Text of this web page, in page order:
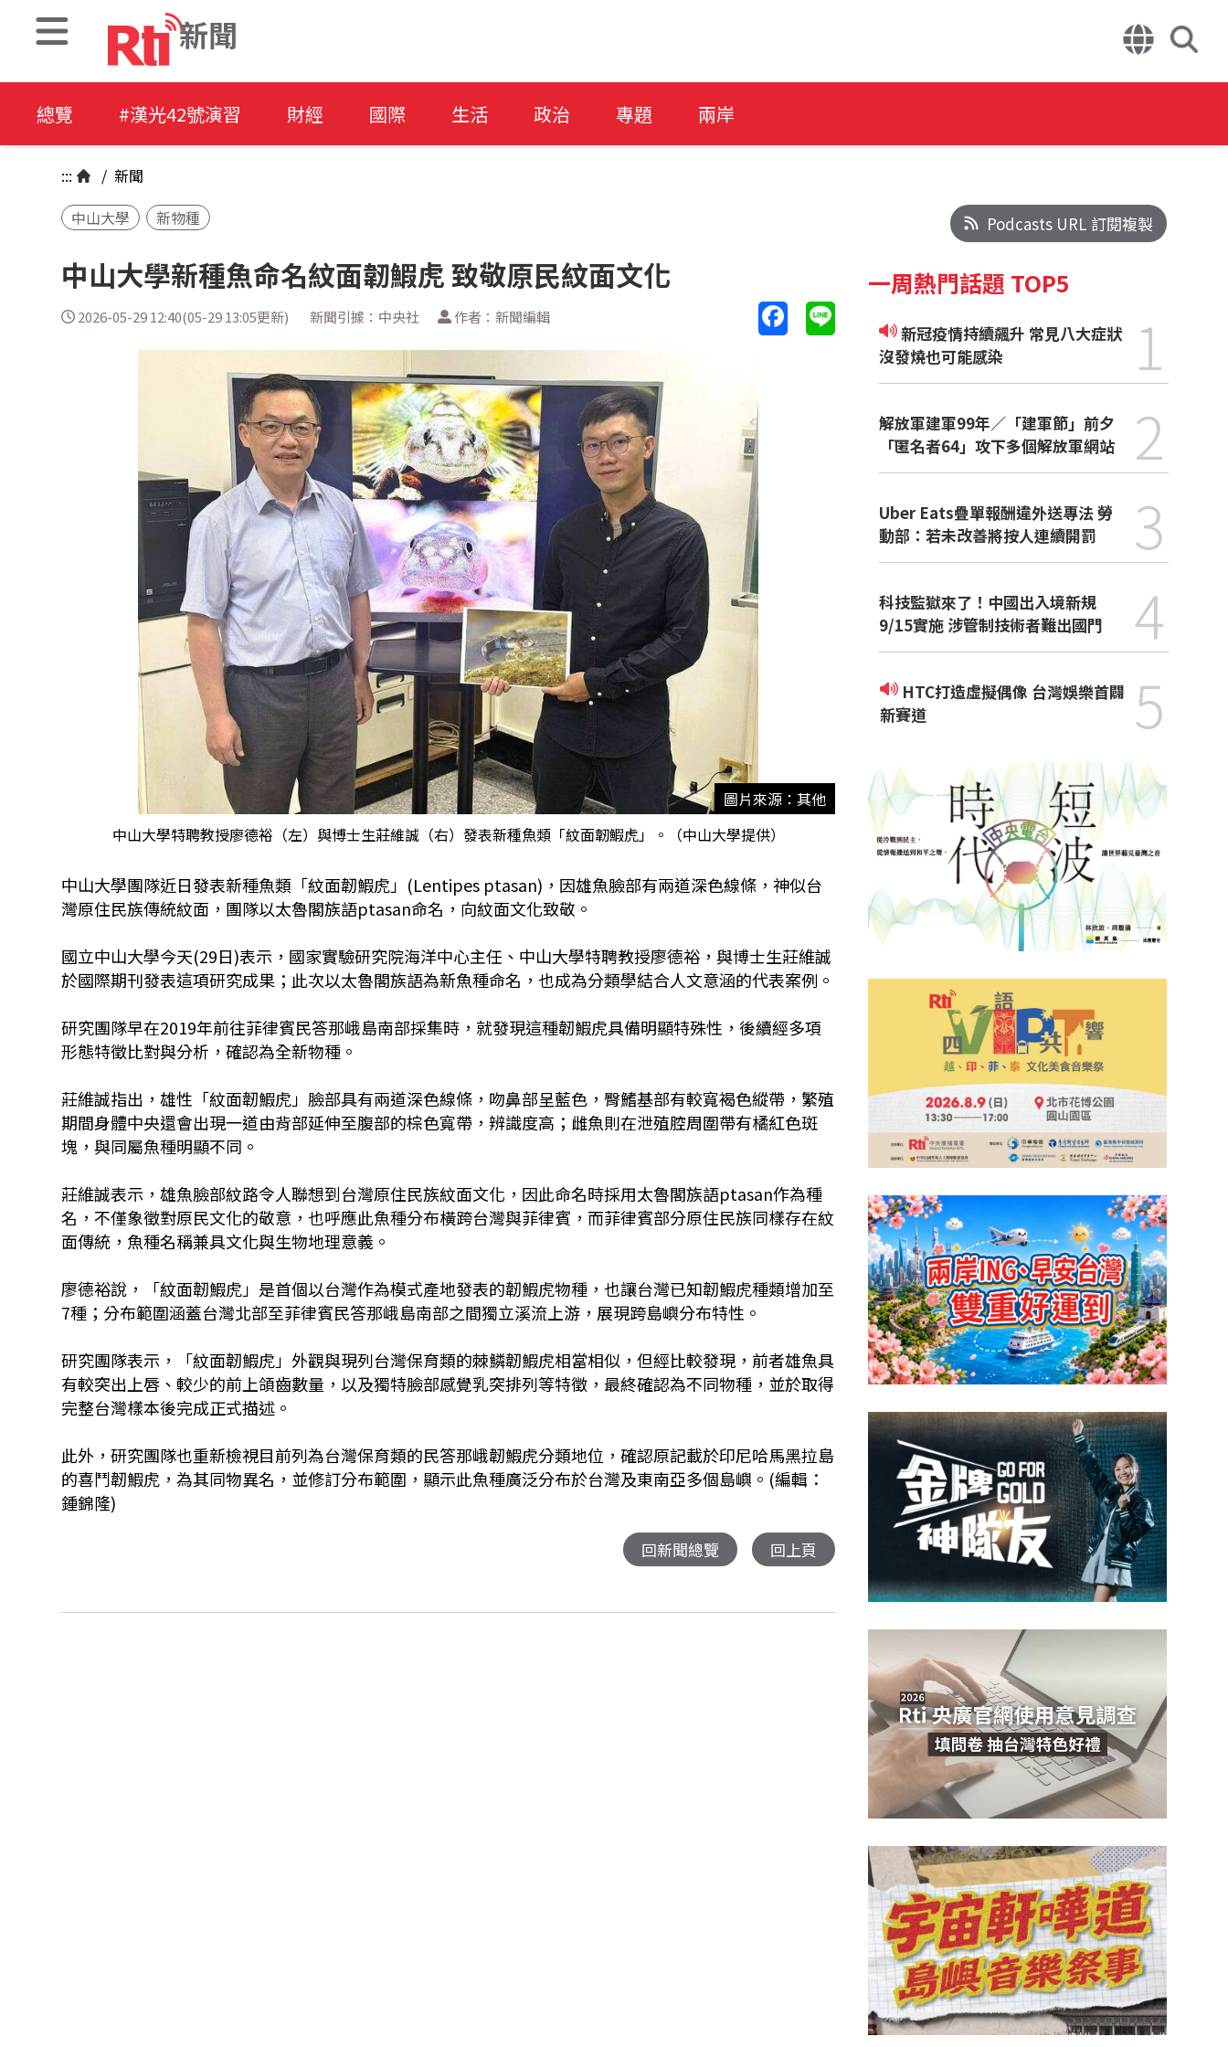
新聞
總覽 #漢光42號演習 財經 國際 生活 政治 專題 兩岸
::: / 新聞
中山大學
新物種
中山大學新種魚命名紋面韌鰕虎 致敬原民紋面文化
2026-05-29 12:40(05-29 13:05更新) 新聞引據：中央社 作者：新聞編輯
圖片來源：其他
中山大學特聘教授廖德裕（左）與博士生莊維誠（右）發表新種魚類「紋面韌鰕虎」。（中山大學提供）
中山大學團隊近日發表新種魚類「紋面韌鰕虎」(Lentipes ptasan)，因雄魚臉部有兩道深色線條，神似台
灣原住民族傳統紋面，團隊以太魯閣族語ptasan命名，向紋面文化致敬。
國立中山大學今天(29日)表示，國家實驗研究院海洋中心主任、中山大學特聘教授廖德裕，與博士生莊維誠
於國際期刊發表這項研究成果；此次以太魯閣族語為新魚種命名，也成為分類學結合人文意涵的代表案例。
研究團隊早在2019年前往菲律賓民答那峨島南部採集時，就發現這種韌鰕虎具備明顯特殊性，後續經多項
形態特徵比對與分析，確認為全新物種。
莊維誠指出，雄性「紋面韌鰕虎」臉部具有兩道深色線條，吻鼻部呈藍色，臀鰭基部有較寬褐色縱帶，繁殖
期間身體中央還會出現一道由背部延伸至腹部的棕色寬帶，辨識度高；雌魚則在泄殖腔周圍帶有橘紅色斑
塊，與同屬魚種明顯不同。
莊維誠表示，雄魚臉部紋路令人聯想到台灣原住民族紋面文化，因此命名時採用太魯閣族語ptasan作為種
名，不僅象徵對原民文化的敬意，也呼應此魚種分布橫跨台灣與菲律賓，而菲律賓部分原住民族同樣存在紋
面傳統，魚種名稱兼具文化與生物地理意義。
廖德裕說，「紋面韌鰕虎」是首個以台灣作為模式產地發表的韌鰕虎物種，也讓台灣已知韌鰕虎種類增加至
7種；分布範圍涵蓋台灣北部至菲律賓民答那峨島南部之間獨立溪流上游，展現跨島嶼分布特性。
研究團隊表示，「紋面韌鰕虎」外觀與現列台灣保育類的棘鱗韌鰕虎相當相似，但經比較發現，前者雄魚具
有較突出上唇、較少的前上頜齒數量，以及獨特臉部感覺乳突排列等特徵，最終確認為不同物種，並於取得
完整台灣樣本後完成正式描述。
此外，研究團隊也重新檢視目前列為台灣保育類的民答那峨韌鰕虎分類地位，確認原記載於印尼哈馬黑拉島
的喜鬥韌鰕虎，為其同物異名，並修訂分布範圍，顯示此魚種廣泛分布於台灣及東南亞多個島嶼。(編輯：
鍾錦隆)
回新聞總覽 回上頁
Podcasts URL 訂閱複製
一周熱門話題 TOP5
新冠疫情持續飆升 常見八大症狀
沒發燒也可能感染
1
解放軍建軍99年／「建軍節」前夕
「匿名者64」攻下多個解放軍網站
2
Uber Eats疊單報酬違外送專法 勞
動部：若未改善將按人連續開罰
3
科技監獄來了！中國出入境新規
9/15實施 涉管制技術者難出國門
4
新賽道
5